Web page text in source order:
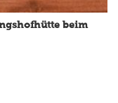
Blasmusik